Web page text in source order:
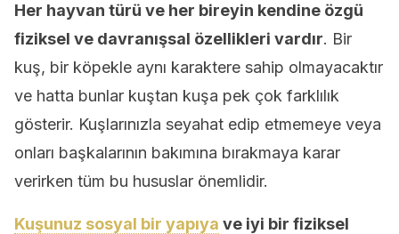
Her hayvan türü ve her bireyin kendine özgü
fiziksel ve davranışsal özellikleri vardır. Bir
kuş, bir köpekle aynı karaktere sahip olmayacaktır
ve hatta bunlar kuştan kuşa pek çok farklılık
gösterir. Kuşlarınızla seyahat edip etmemeye veya
onları başkalarının bakımına bırakmaya karar
verirken tüm bu hususlar önemlidir.
Kuşunuz sosyal bir yapıya ve iyi bir fiziksel